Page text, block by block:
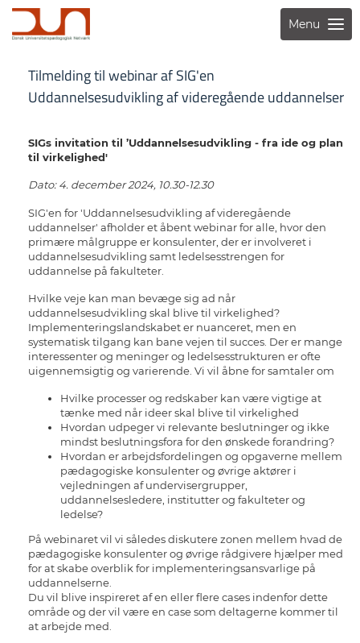
Menu
Tilmelding til webinar af SIG'en
Uddannelsesudvikling af videregående uddannelser
SIGs invitation til ’Uddannelsesudvikling - fra ide og plan
til virkelighed'
Dato: 4. december 2024, 10.30-12.30
SIG'en for 'Uddannelsesudvikling af videregående
uddannelser' afholder et åbent webinar for alle, hvor den
primære målgruppe er konsulenter, der er involveret i
uddannelsesudvikling samt ledelsesstrengen for
uddannelse på fakulteter.
Hvilke veje kan man bevæge sig ad når
uddannelsesudvikling skal blive til virkelighed?
Implementeringslandskabet er nuanceret, men en
systematisk tilgang kan bane vejen til succes. Der er mange
interessenter og meninger og ledelsesstrukturen er ofte
uigennemsigtig og varierende. Vi vil åbne for samtaler om
Hvilke processer og redskaber kan være vigtige at
tænke med når ideer skal blive til virkelighed
Hvordan udpeger vi relevante beslutninger og ikke
mindst beslutningsfora for den ønskede forandring?
Hvordan er arbejdsfordelingen og opgaverne mellem
pædagogiske konsulenter og øvrige aktører i
vejledningen af undervisergrupper,
uddannelsesledere, institutter og fakulteter og
ledelse?
På webinaret vil vi således diskutere zonen mellem hvad de
pædagogiske konsulenter og øvrige rådgivere hjælper med
for at skabe overblik for implementeringsansvarlige på
uddannelserne.
Du vil blive inspireret af en eller flere cases indenfor dette
område og der vil være en case som deltagerne kommer til
at arbejde med.